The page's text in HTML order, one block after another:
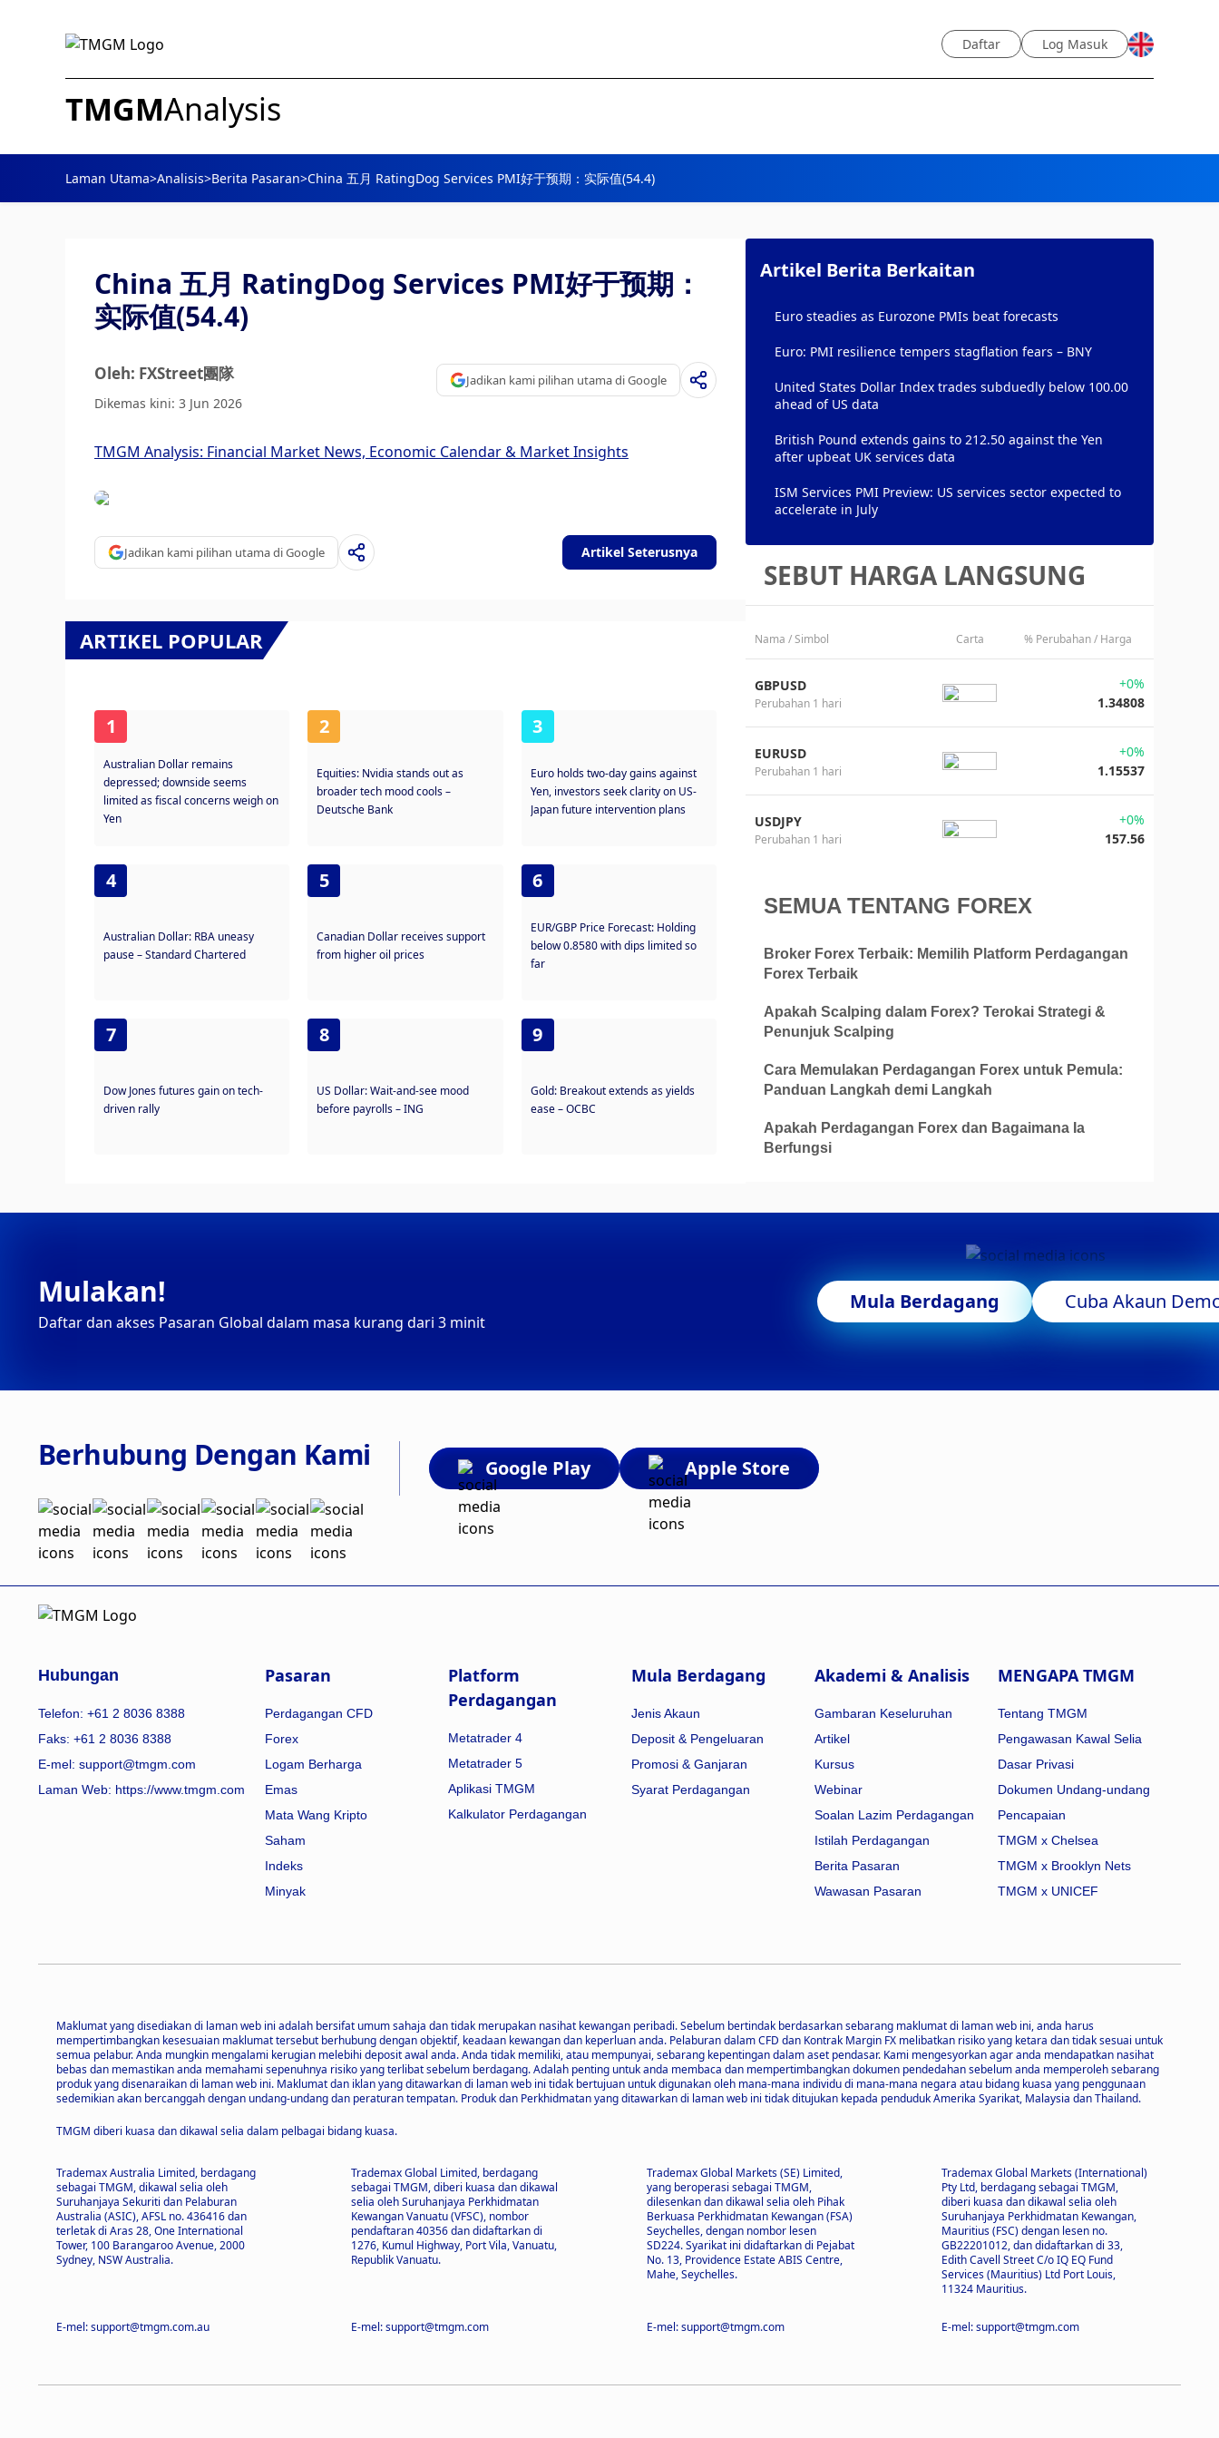
Daftar Log Masuk
TMGMAnalysis
Laman Utama>Analisis>Berita Pasaran>China 五月 RatingDog Services PMI好于预期：实际值(54.4)
China 五月 RatingDog Services PMI好于预期：
实际值(54.4)
Oleh: FXStreet團隊
Dikemas kini: 3 Jun 2026
Jadikan kami pilihan utama di Google
TMGM Analysis: Financial Market News, Economic Calendar & Market Insights
Jadikan kami pilihan utama di Google Artikel Seterusnya
ARTIKEL POPULAR
1
Australian Dollar remains
depressed; downside seems
limited as fiscal concerns weigh on
Yen
2
Equities: Nvidia stands out as
broader tech mood cools –
Deutsche Bank
3
Euro holds two-day gains against
Yen, investors seek clarity on US-
Japan future intervention plans
4
Australian Dollar: RBA uneasy
pause – Standard Chartered
5
Canadian Dollar receives support
from higher oil prices
6
EUR/GBP Price Forecast: Holding
below 0.8580 with dips limited so
far
7
Dow Jones futures gain on tech-
driven rally
8
US Dollar: Wait-and-see mood
before payrolls – ING
9
Gold: Breakout extends as yields
ease – OCBC
Artikel Berita Berkaitan
Euro steadies as Eurozone PMIs beat forecasts
Euro: PMI resilience tempers stagflation fears – BNY
United States Dollar Index trades subduedly below 100.00
ahead of US data
British Pound extends gains to 212.50 against the Yen
after upbeat UK services data
ISM Services PMI Preview: US services sector expected to
accelerate in July
SEBUT HARGA LANGSUNG
Nama / Simbol Carta % Perubahan / Harga
GBPUSD
Perubahan 1 hari
+0%
1.34808
EURUSD
Perubahan 1 hari
+0%
1.15537
USDJPY
Perubahan 1 hari
+0%
157.56
SEMUA TENTANG FOREX
Broker Forex Terbaik: Memilih Platform Perdagangan
Forex Terbaik
Apakah Scalping dalam Forex? Terokai Strategi &
Penunjuk Scalping
Cara Memulakan Perdagangan Forex untuk Pemula:
Panduan Langkah demi Langkah
Apakah Perdagangan Forex dan Bagaimana Ia
Berfungsi
Mulakan!
Daftar dan akses Pasaran Global dalam masa kurang dari 3 minit
Mula Berdagang Cuba Akaun
Berhubung Dengan Kami Google Play Apple Store
Hubungan
Telefon: +61 2 8036 8388
Faks: +61 2 8036 8388
E-mel: support@tmgm.com
Laman Web: https://www.tmgm.com
Pasaran
Perdagangan CFD
Forex
Logam Berharga
Emas
Mata Wang Kripto
Saham
Indeks
Minyak
Platform
Perdagangan
Metatrader 4
Metatrader 5
Aplikasi TMGM
Kalkulator Perdagangan
Mula Berdagang
Jenis Akaun
Deposit & Pengeluaran
Promosi & Ganjaran
Syarat Perdagangan
Akademi & Analisis
Gambaran Keseluruhan
Artikel
Kursus
Webinar
Soalan Lazim Perdagangan
Istilah Perdagangan
Berita Pasaran
Wawasan Pasaran
MENGAPA TMGM
Tentang TMGM
Pengawasan Kawal Selia
Dasar Privasi
Dokumen Undang-undang
Pencapaian
TMGM x Chelsea
TMGM x Brooklyn Nets
TMGM x UNICEF
Maklumat yang disediakan di laman web ini adalah bersifat umum sahaja dan tidak merupakan nasihat kewangan peribadi. Sebelum bertindak berdasarkan sebarang maklumat di laman web ini, anda harus
mempertimbangkan kesesuaian maklumat tersebut berhubung dengan objektif, keadaan kewangan dan keperluan anda. Pelaburan dalam CFD dan Kontrak Margin FX melibatkan risiko yang ketara dan tidak sesuai untuk
semua pelabur. Anda mungkin mengalami kerugian melebihi deposit awal anda. Anda tidak memiliki, atau mempunyai, sebarang kepentingan dalam aset pendasar. Kami mengesyorkan agar anda mendapatkan nasihat
bebas dan memastikan anda memahami sepenuhnya risiko yang terlibat sebelum berdagang. Adalah penting untuk anda membaca dan mempertimbangkan dokumen pendedahan sebelum anda memperoleh sebarang
produk yang disenaraikan di laman web ini. Maklumat dan iklan yang ditawarkan di laman web ini tidak bertujuan untuk digunakan oleh mana-mana individu di mana-mana negara atau bidang kuasa yang penggunaan
sedemikian akan bercanggah dengan undang-undang dan peraturan tempatan. Produk dan Perkhidmatan yang ditawarkan di laman web ini tidak ditujukan kepada penduduk Amerika Syarikat, Malaysia dan Thailand.
TMGM diberi kuasa dan dikawal selia dalam pelbagai bidang kuasa.
Trademax Australia Limited, berdagang
sebagai TMGM, dikawal selia oleh
Suruhanjaya Sekuriti dan Pelaburan
Australia (ASIC), AFSL no. 436416 dan
terletak di Aras 28, One International
Tower, 100 Barangaroo Avenue, 2000
Sydney, NSW Australia.
E-mel: support@tmgm.com.au
Trademax Global Limited, berdagang
sebagai TMGM, diberi kuasa dan dikawal
selia oleh Suruhanjaya Perkhidmatan
Kewangan Vanuatu (VFSC), nombor
pendaftaran 40356 dan didaftarkan di
1276, Kumul Highway, Port Vila, Vanuatu,
Republik Vanuatu.
E-mel: support@tmgm.com
Trademax Global Markets (SE) Limited,
yang beroperasi sebagai TMGM,
dilesenkan dan dikawal selia oleh Pihak
Berkuasa Perkhidmatan Kewangan (FSA)
Seychelles, dengan nombor lesen
SD224. Syarikat ini didaftarkan di Pejabat
No. 13, Providence Estate ABIS Centre,
Mahe, Seychelles.
E-mel: support@tmgm.com
Trademax Global Markets (International)
Pty Ltd, berdagang sebagai TMGM,
diberi kuasa dan dikawal selia oleh
Suruhanjaya Perkhidmatan Kewangan,
Mauritius (FSC) dengan lesen no.
GB22201012, dan didaftarkan di 33,
Edith Cavell Street C/o IQ EQ Fund
Services (Mauritius) Ltd Port Louis,
11324 Mauritius.
E-mel: support@tmgm.com